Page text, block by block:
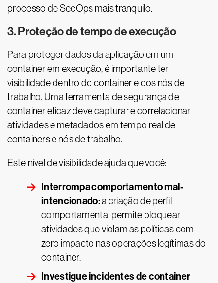
processo de SecOps mais tranquilo.
3. Proteção de tempo de execução
Para proteger dados da aplicação em um
container em execução, é importante ter
visibilidade dentro do container e dos nós de
trabalho. Uma ferramenta de segurança de
container eficaz deve capturar e correlacionar
atividades e metadados em tempo real de
containers e nós de trabalho.
Este nível de visibilidade ajuda que você:
Interrompa comportamento mal-
intencionado:a criação de perfil
comportamental permite bloquear
atividades que violam as políticas com
zero impacto nas operações legítimas do
container.
Investigue incidentes de container